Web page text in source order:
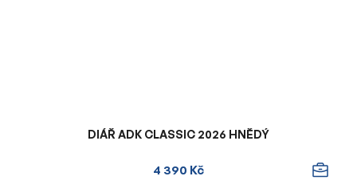
DIÁŘ ADK CLASSIC 2026 HNĚDÝ
4 390 Kč